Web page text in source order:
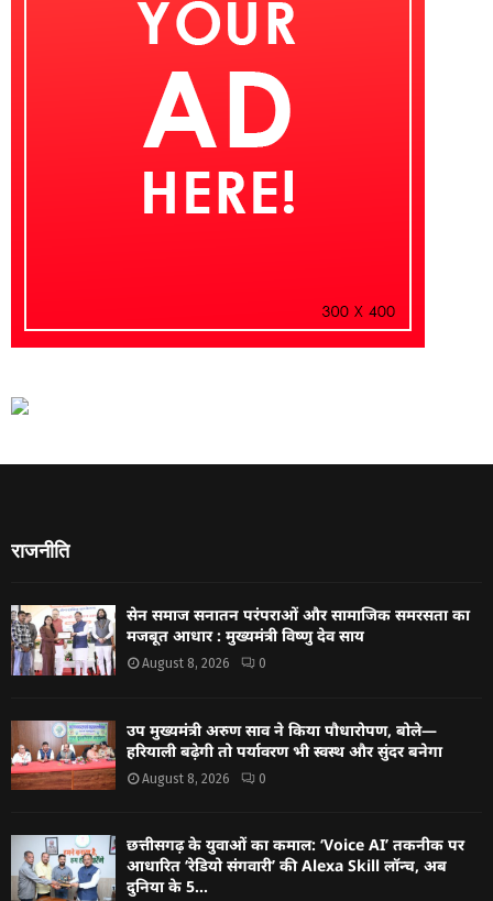
राजनीति
सेन समाज सनातन परंपराओं और सामाजिक समरसता का
मजबूत आधार : मुख्यमंत्री विष्णु देव साय
August 8, 2026 0
उप मुख्यमंत्री अरुण साव ने किया पौधारोपण, बोले—
हरियाली बढ़ेगी तो पर्यावरण भी स्वस्थ और सुंदर बनेगा
August 8, 2026 0
छत्तीसगढ़ के युवाओं का कमाल: ‘Voice AI’ तकनीक पर
आधारित ‘रेडियो संगवारी’ की Alexa Skill लॉन्च, अब
दुनिया के 5...